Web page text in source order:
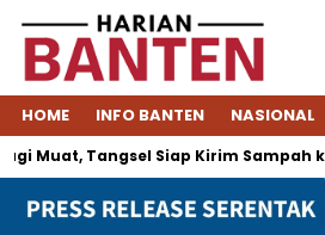
HOME INFO BANTEN NASIONAL
Muat, Tangsel Siap Kirim Sampah